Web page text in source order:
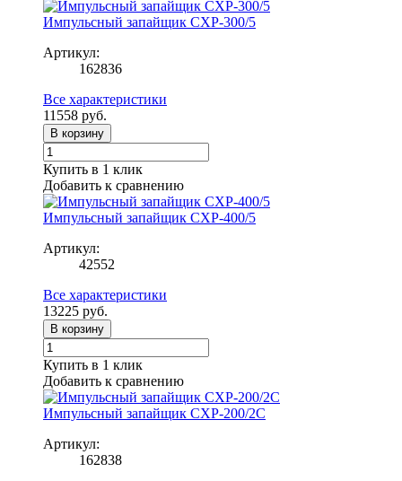
Импульсный запайщик CXP-300/5
Артикул:
162836
Все характеристики
11558 руб.
В корзину
Купить в 1 клик
Добавить к сравнению
Импульсный запайщик CXP-400/5
Артикул:
42552
Все характеристики
13225 руб.
В корзину
Купить в 1 клик
Добавить к сравнению
Импульсный запайщик CXP-200/2C
Артикул:
162838